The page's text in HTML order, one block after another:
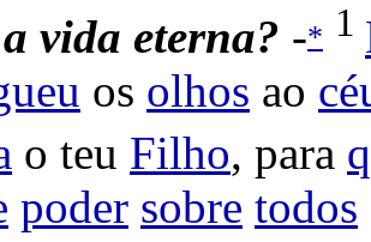
vida eterna? -* 1
os olhos ao
o teu Filho, para
poder sobre todos